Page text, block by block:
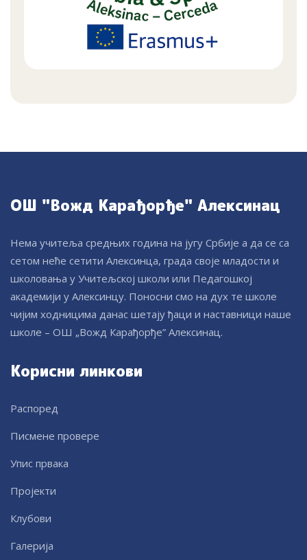
ОШ "Вожд Карађорђе" Алексинац
Нема учитеља средњих година на југу Србије а да се са
сетом неће сетити Алексинца, града своје младости и
школовања у Учитељској школи или Педагошкој
академији у Алексинцу. Поносни смо на дух те школе
чијим ходницима данас шетају ђаци и наставници наше
школе – ОШ „Вожд Карађорђе” Алексинац.
Корисни линкови
Распоред
Писмене провере
Упис првака
Пројекти
Клубови
Галерија